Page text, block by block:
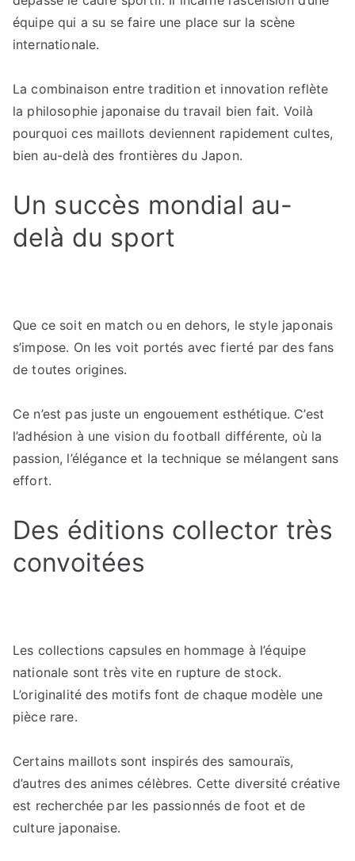
équipe qui a su se faire une place sur la scène
internationale.
La combinaison entre tradition et innovation reflète
la philosophie japonaise du travail bien fait. Voilà
pourquoi ces maillots deviennent rapidement cultes,
bien au-delà des frontières du Japon.
Un succès mondial au-
delà du sport
Que ce soit en match ou en dehors, le style japonais
s’impose. On les voit portés avec fierté par des fans
de toutes origines.
Ce n’est pas juste un engouement esthétique. C’est
l’adhésion à une vision du football différente, où la
passion, l’élégance et la technique se mélangent sans
effort.
Des éditions collector très
convoitées
Les collections capsules en hommage à l’équipe
nationale sont très vite en rupture de stock.
L’originalité des motifs font de chaque modèle une
pièce rare.
Certains maillots sont inspirés des samouraïs,
d’autres des animes célèbres. Cette diversité créative
est recherchée par les passionnés de foot et de
culture japonaise.